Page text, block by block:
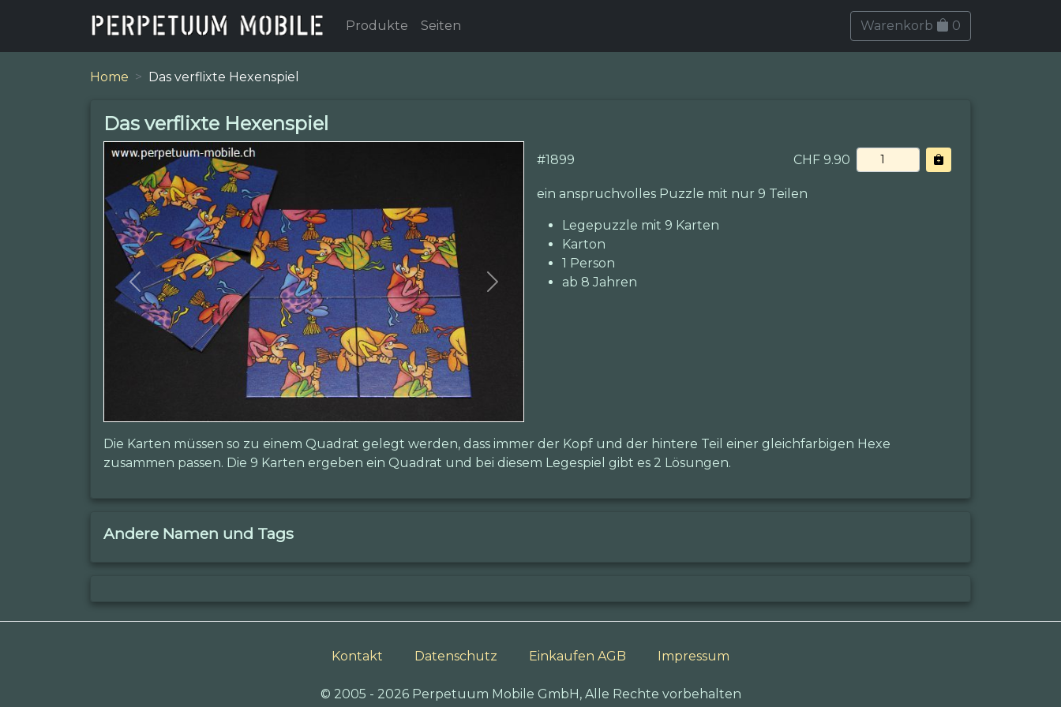
Produkte Seiten Warenkorb 0
Home Das verflixte Hexenspiel
Das verflixte Hexenspiel
Previous Next
#1899 CHF 9.90
ein anspruchvolles Puzzle mit nur 9 Teilen
Legepuzzle mit 9 Karten
Karton
1 Person
ab 8 Jahren
Die Karten müssen so zu einem Quadrat gelegt werden, dass immer der Kopf und der hintere Teil einer gleichfarbigen Hexe
zusammen passen. Die 9 Karten ergeben ein Quadrat und bei diesem Legespiel gibt es 2 Lösungen.
Andere Namen und Tags
Kontakt Datenschutz Einkaufen AGB Impressum
© 2005 - 2026 Perpetuum Mobile GmbH, Alle Rechte vorbehalten